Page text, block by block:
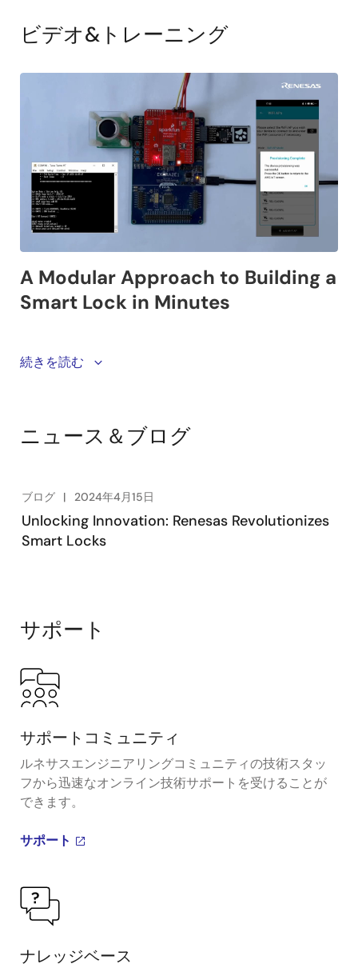
ビデオ&トレーニング
Using Renesas’ Quick Connect Platform, developers
interfaces, it’s seamless to mix and match processing,
build a modular smart lock, with multiple ways to
grant door access, in just minutes!
続きを読む
ニュース＆ブログ
ブログ 2024年4月15日
Unlocking Innovation: Renesas Revolutionizes
Smart Locks
サポート
サポートコミュニティ
ルネサスエンジニアリングコミュニティの技術スタッ
フから迅速なオンライン技術サポートを受けることが
できます。
サポート
ナレッジベース